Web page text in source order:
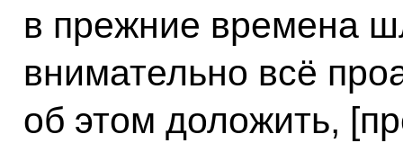
в прежние времена
внимательно всё
об этом доложить,